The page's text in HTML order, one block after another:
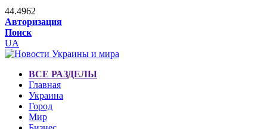
44.4962
Авторизация
Поиск
UA
ВСЕ РАЗДЕЛЫ
Главная
Украина
Город
Мир